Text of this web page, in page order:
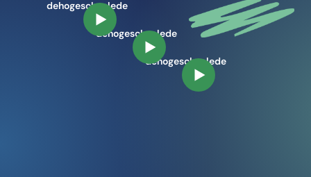
dehogeschoolede
Speel video af
dehogeschoolede
Speel video af
dehogeschoolede
Speel video af